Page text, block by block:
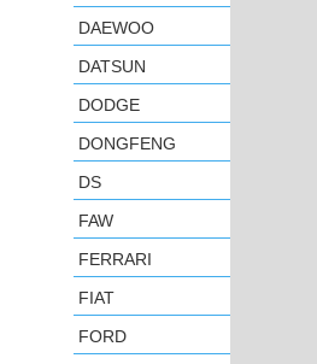
DAEWOO
DATSUN
DODGE
DONGFENG
DS
FAW
FERRARI
FIAT
FORD